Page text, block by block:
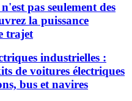
pas seulement des
la puissance
trajet
industrielles :
de voitures électriques
bus et navires